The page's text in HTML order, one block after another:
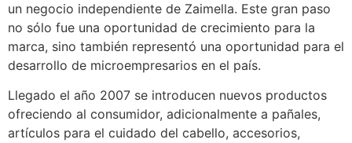
un negocio independiente de Zaimella. Este gran paso
no sólo fue una oportunidad de crecimiento para la
marca, sino también representó una oportunidad para el
desarrollo de microempresarios en el país.
Llegado el año 2007 se introducen nuevos productos
ofreciendo al consumidor, adicionalmente a pañales,
artículos para el cuidado del cabello, accesorios,